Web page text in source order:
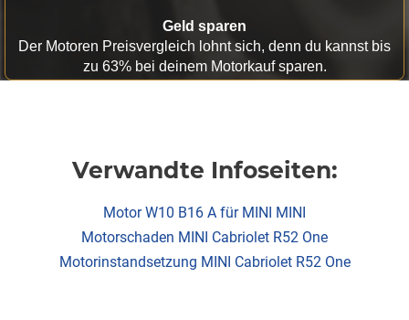
Geld sparen
Der Motoren Preisvergleich lohnt sich, denn du kannst bis
zu 63% bei deinem Motorkauf sparen.
Verwandte Infoseiten:
Motor W10 B16 A für MINI MINI
Motorschaden MINI Cabriolet R52 One
Motorinstandsetzung MINI Cabriolet R52 One